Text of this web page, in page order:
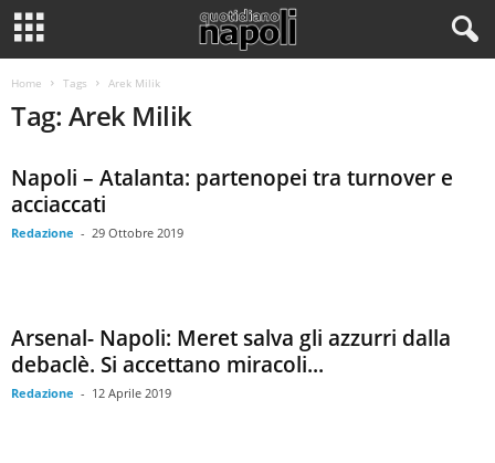
Home Tags Arek Milik
Tag: Arek Milik
Napoli – Atalanta: partenopei tra turnover e
acciaccati
Redazione - 29 Ottobre 2019
Arsenal- Napoli: Meret salva gli azzurri dalla
debaclè. Si accettano miracoli...
Redazione - 12 Aprile 2019